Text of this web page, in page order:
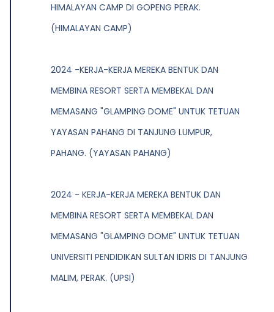
HIMALAYAN CAMP DI GOPENG PERAK.
(HIMALAYAN CAMP)
2024 -KERJA-KERJA MEREKA BENTUK DAN
MEMBINA RESORT SERTA MEMBEKAL DAN
MEMASANG "GLAMPING DOME" UNTUK TETUAN
YAYASAN PAHANG DI TANJUNG LUMPUR,
PAHANG. (YAYASAN PAHANG)
2024 - KERJA-KERJA MEREKA BENTUK DAN
MEMBINA RESORT SERTA MEMBEKAL DAN
MEMASANG "GLAMPING DOME" UNTUK TETUAN
UNIVERSITI PENDIDIKAN SULTAN IDRIS DI TANJUNG
MALIM, PERAK. (UPSI)